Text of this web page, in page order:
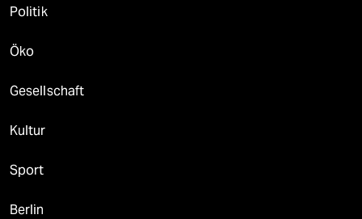
Politik
Öko
Gesellschaft
Kultur
Sport
Berlin